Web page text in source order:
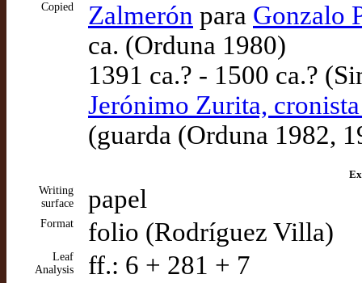
Copied Zalmerón para Gonzalo
ca. (Orduna 1980)
1391 ca.? - 1500 ca.?
Jerónimo Zurita,
(guarda (Orduna 1982,
Writing
surface
papel
Format folio (Rodríguez Villa)
Leaf
Analysis
ff.: 6 + 281 + 7